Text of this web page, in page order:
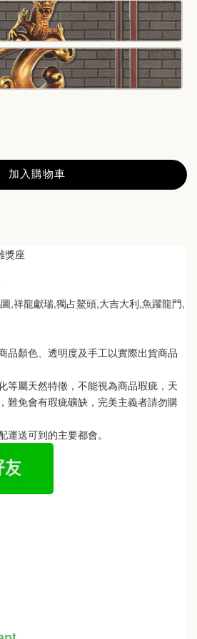
加入購物車
獎座
,祥龍獻瑞,獨占鰲頭,大吉大利,魚躍龍門,
品顏色、透明度及手工以實際出貨商品
等屬天然特徵，不能視為商品瑕疵，天
難免會有瑕疵礦缺，完美主義者請勿購
送可到的主要都會。